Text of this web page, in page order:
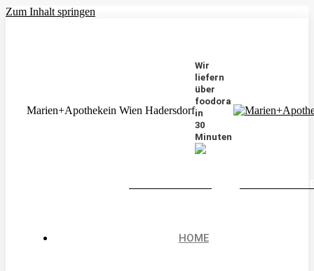
Zum Inhalt springen
Marien+Apothekein Wien Hadersdorf
Wir
liefern
über
foodora
in
30
Minuten
HOME